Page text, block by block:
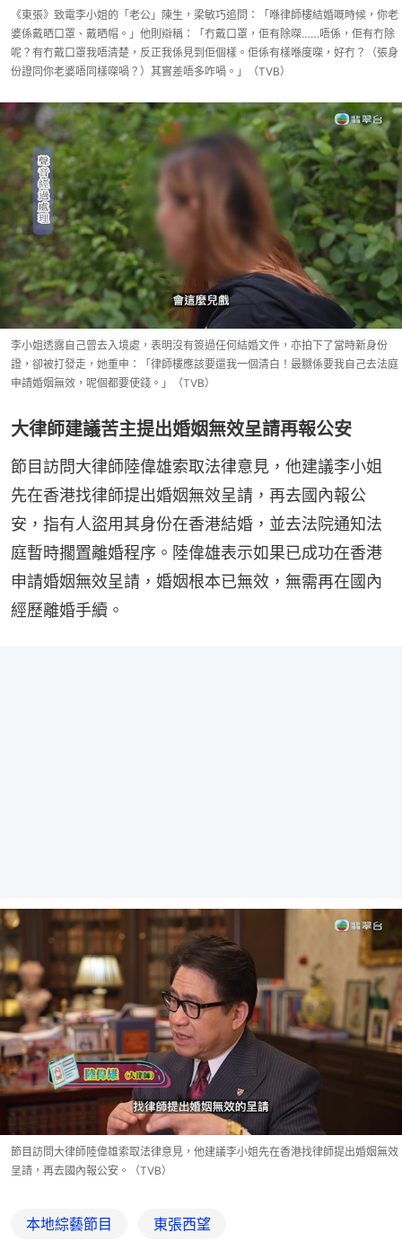
《東張》致電李小姐的「老公」陳生，梁敏巧追問：「喺律師樓結婚嘅時候，你老
婆係戴晒口罩、戴晒帽。」他則辯稱：「冇戴口罩，佢有除㗎……唔係，佢有冇除
呢？有冇戴口罩我唔清楚，反正我係見到佢個樣。佢係有樣喺度㗎，好冇？（張身
份證同你老婆唔同樣㗎喎？）其實差唔多咋喎。」（TVB）
李小姐透露自己曾去入境處，表明沒有簽過任何結婚文件，亦拍下了當時新身份
證，卻被打發走，她重申：「律師樓應該要還我一個清白！最嬲係要我自己去法庭
申請婚姻無效，呢個都要使錢。」（TVB）
大律師建議苦主提出婚姻無效呈請再報公安
節目訪問大律師陸偉雄索取法律意見，他建議李小姐
先在香港找律師提出婚姻無效呈請，再去國內報公
安，指有人盜用其身份在香港結婚，並去法院通知法
庭暫時擱置離婚程序。陸偉雄表示如果已成功在香港
申請婚姻無效呈請，婚姻根本已無效，無需再在國內
經歷離婚手續。
節目訪問大律師陸偉雄索取法律意見，他建議李小姐先在香港找律師提出婚姻無效
呈請，再去國內報公安。（TVB）
本地綜藝節目 東張西望